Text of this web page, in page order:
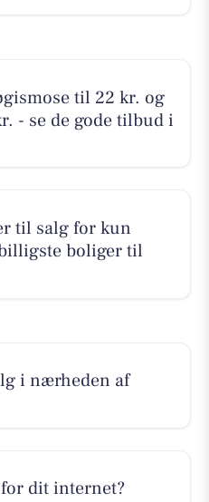
til 22 kr. og
- se de gode tilbud i
til salg for kun
boliger til
i nærheden af
dit internet?